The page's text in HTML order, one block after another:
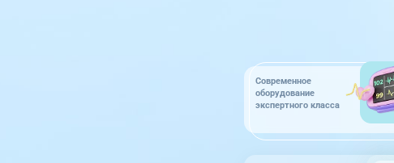
Современное
оборудование
экспертного класса